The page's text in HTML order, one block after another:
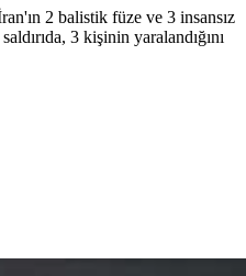
2 balistik füze ve 3 insansız
3 kişinin yaralandığını